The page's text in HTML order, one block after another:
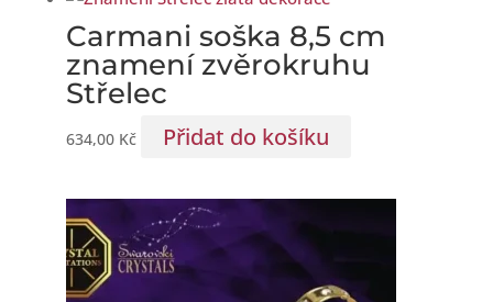
Carmani soška 8,5 cm
znamení zvěrokruhu
Střelec
634,00 Kč Přidat do košíku